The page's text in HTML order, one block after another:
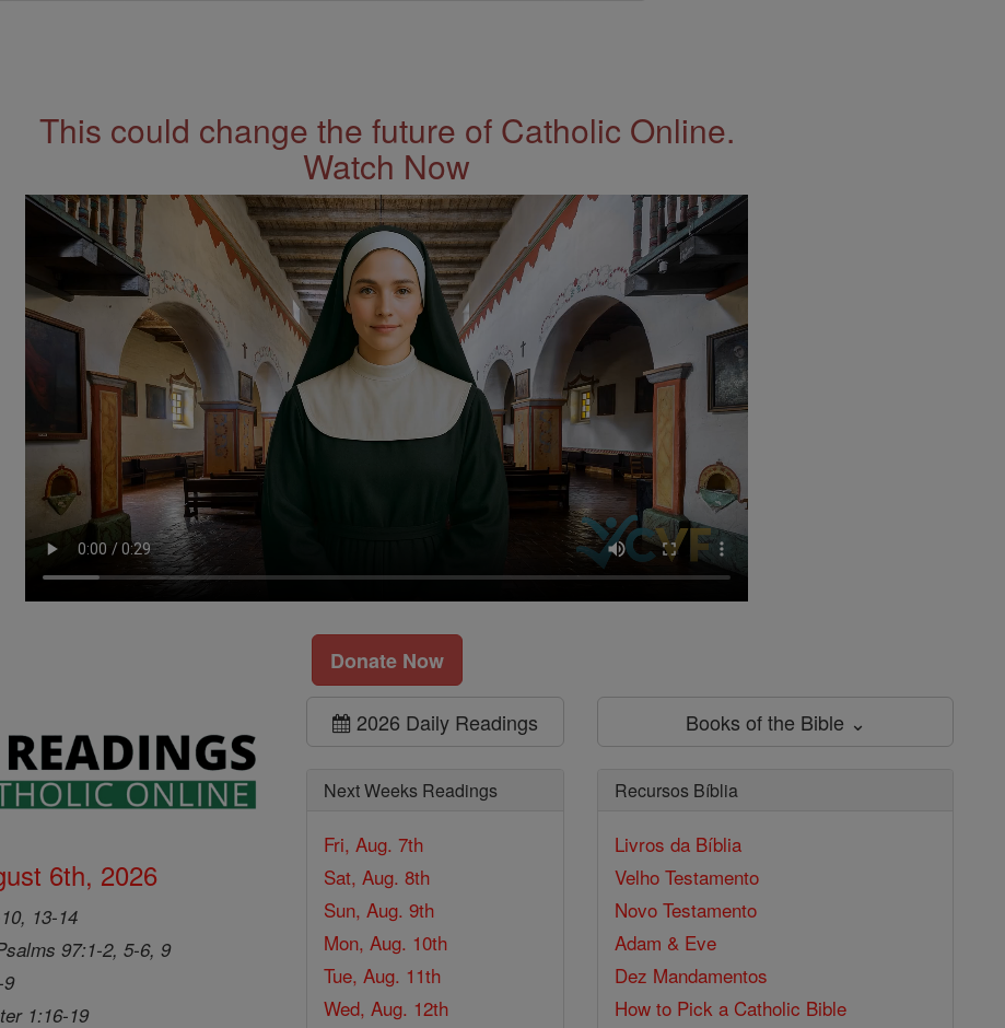
This could change the future of Catholic Online.
Watch Now
Donate Now
6th, 2026
13-14
97:1-2, 5-6, 9
9
1:16-19
2026 Daily Readings
Next Weeks Readings
Fri, Aug. 7th
Sat, Aug. 8th
Sun, Aug. 9th
Mon, Aug. 10th
Tue, Aug. 11th
Wed, Aug. 12th
Books of the Bible ⌄
Recursos Bíblia
Livros da Bíblia
Velho Testamento
Novo Testamento
Adam & Eve
Dez Mandamentos
How to Pick a Catholic Bible